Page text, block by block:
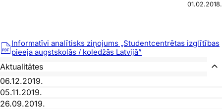
01.02.2018.
Informatīvi analītisks ziņojums „Studentcentrētas izglītības
pieeja augstskolās / koledžās Latvijā”
Aktualitātes
06.12.2019.
05.11.2019.
26.09.2019.